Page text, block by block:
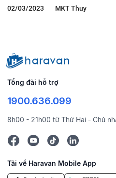
02/03/2023 MKT Thuy
Tổng đài hỗ trợ
1900.636.099
8h00 - 21h00 từ Thứ Hai - Chủ
Tải về Haravan Mobile App